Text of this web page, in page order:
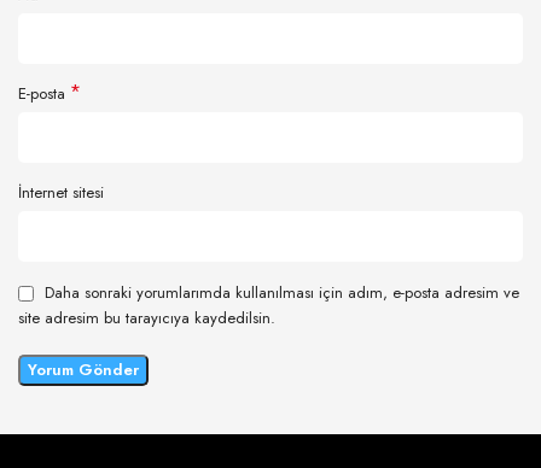
E-posta *
İnternet sitesi
Daha sonraki yorumlarımda kullanılması için adım, e-posta adresim ve
site adresim bu tarayıcıya kaydedilsin.